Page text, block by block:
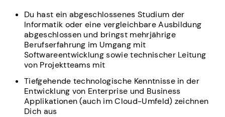
Du hast ein abgeschlossenes Studium der
Informatik oder eine vergleichbare Ausbildung
abgeschlossen und bringst mehrjährige
Berufserfahrung im Umgang mit
Softwareentwicklung sowie technischer Leitung
von Projektteams mit
Tiefgehende technologische Kenntnisse in der
Entwicklung von Enterprise und Business
Applikationen (auch im Cloud-Umfeld) zeichnen
Dich aus